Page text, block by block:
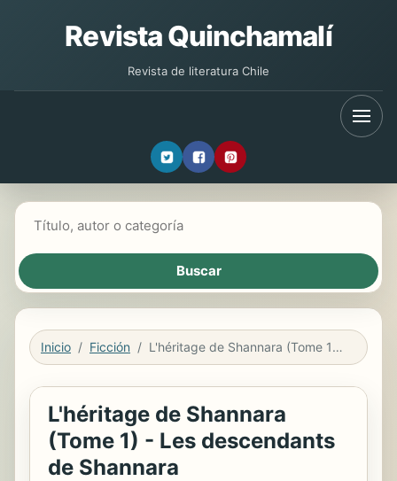
Revista Quinchamalí
Revista de literatura Chile
Inicio Ficción L'héritage de Shannara (Tome 1) - Les descendants de Shannara
L'héritage de Shannara
(Tome 1) - Les descendants
de Shannara